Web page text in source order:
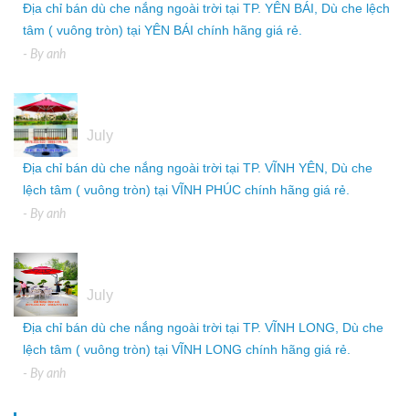
Địa chỉ bán dù che nắng ngoài trời tại TP. YÊN BÁI, Dù che lệch
tâm ( vuông tròn) tại YÊN BÁI chính hãng giá rẻ.
- By anh
July
Địa chỉ bán dù che nắng ngoài trời tại TP. VĨNH YÊN, Dù che
lệch tâm ( vuông tròn) tại VĨNH PHÚC chính hãng giá rẻ.
- By anh
July
Địa chỉ bán dù che nắng ngoài trời tại TP. VĨNH LONG, Dù che
lệch tâm ( vuông tròn) tại VĨNH LONG chính hãng giá rẻ.
- By anh